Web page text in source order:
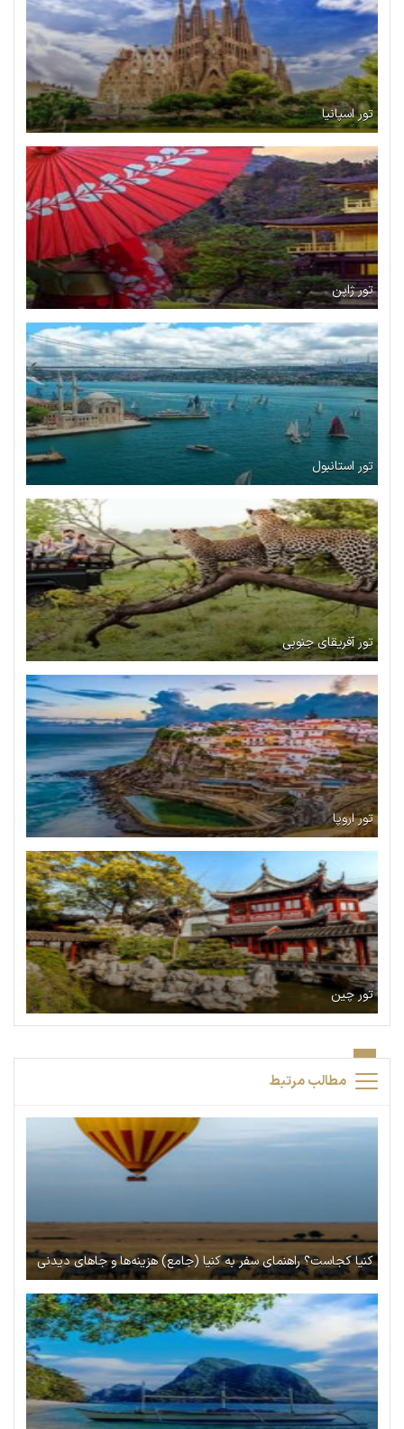
تور اسپانیا
تور ژاپن
تور استانبول
تور آفریقای جنوبی
تور اروپا
تور چین
مطالب مرتبط
کنیا کجاست؟ راهنمای سفر به کنیا (جامع) هزینه‌ها و جاهای دیدنی